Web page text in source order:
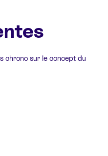
chrono sur le concept du